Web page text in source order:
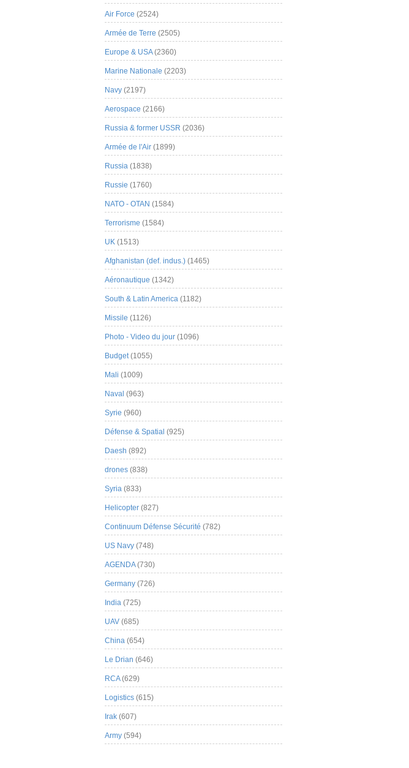
Air Force (2524)
Armée de Terre (2505)
Europe & USA(2360)
Marine Nationale (2203)
Navy (2197)
Aerospace (2166)
Russia & former USSR (2036)
Armée de l'Air (1899)
Russia (1838)
Russie (1760)
NATO - OTAN (1584)
Terrorisme (1584)
UK (1513)
Afghanistan (def. indus.) (1465)
Aéronautique (1342)
South & Latin America (1182)
Missile (1126)
Photo - Video du jour (1096)
Budget(1055)
Mali (1009)
Naval (963)
Syrie (960)
Défense & Spatial (925)
Daesh (892)
drones (838)
Syria (833)
Helicopter (827)
Continuum Défense Sécurité (782)
US Navy (748)
AGENDA(730)
Germany (726)
India (725)
UAV (685)
China (654)
Le Drian (646)
RCA(629)
Logistics (615)
Irak (607)
Army (594)